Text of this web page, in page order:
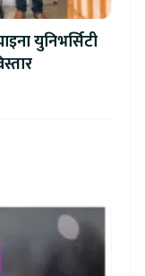
युनिभर्सिटी